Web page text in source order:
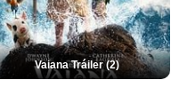
Vaiana Tráiler (2)